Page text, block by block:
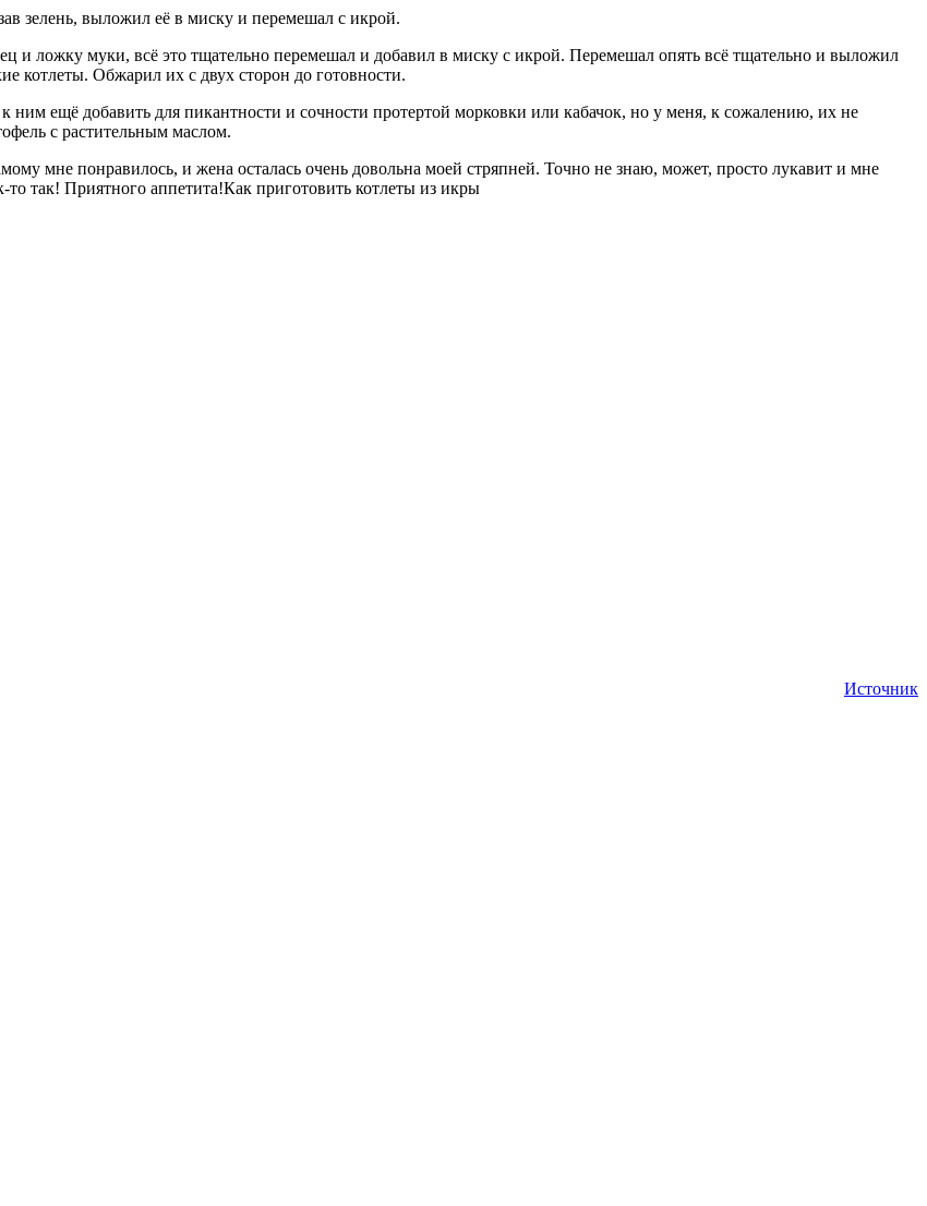
зелень, выложил её в миску и перемешал с икрой.
и ложку муки, всё это тщательно перемешал и добавил в миску с икрой. Перемешал опять всё тщательно и выложил
котлеты. Обжарил их с двух сторон до готовности.
ещё добавить для пикантности и сочности протертой морковки или кабачок, но у меня, к сожалению, их не
с растительным маслом.
мне понравилось, и жена осталась очень довольна моей стряпней. Точно не знаю, может, просто лукавит и мне
то так! Приятного аппетита!Как приготовить котлеты из икры
Источник